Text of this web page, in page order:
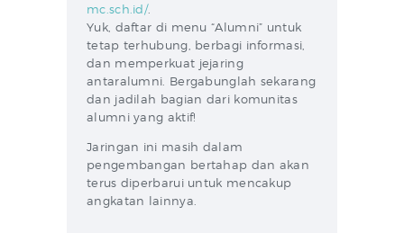
mc.sch.id/.
Yuk, daftar di menu “Alumni” untuk
tetap terhubung, berbagi informasi,
dan memperkuat jejaring
antaralumni. Bergabunglah sekarang
dan jadilah bagian dari komunitas
alumni yang aktif!
Jaringan ini masih dalam
pengembangan bertahap dan akan
terus diperbarui untuk mencakup
angkatan lainnya.